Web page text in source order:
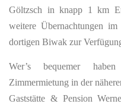
Göltzsch in knapp 1 km
weitere Übernachtungen
dortigen Biwak zur
Wer’s bequemer
Zimmermietung in der
Gaststätte & Pension